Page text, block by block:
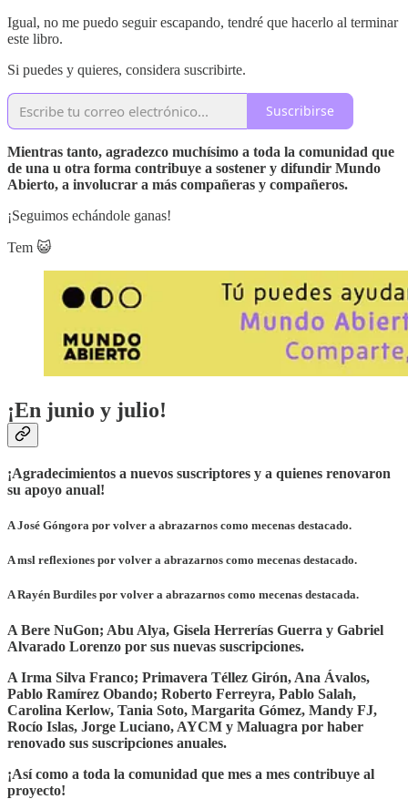
Igual, no me puedo seguir escapando, tendré que hacerlo al terminar
este libro.
Si puedes y quieres, considera suscribirte.
Suscribirse
Mientras tanto, agradezco muchísimo a toda la comunidad que
de una u otra forma contribuye a sostener y difundir Mundo
Abierto, a involucrar a más compañeras y compañeros.
¡Seguimos echándole ganas!
Tem 😺
¡En junio y julio!
¡Agradecimientos a nuevos suscriptores y a quienes renovaron
su apoyo anual!
A José Góngora por volver a abrazarnos como mecenas destacado.
A msl reflexiones por volver a abrazarnos como mecenas destacado.
A Rayén Burdiles por volver a abrazarnos como mecenas destacada.
A Bere NuGon; Abu Alya, Gisela Herrerías Guerra y Gabriel
Alvarado Lorenzo por sus nuevas suscripciones.
A Irma Silva Franco; Primavera Téllez Girón, Ana Ávalos,
Pablo Ramírez Obando; Roberto Ferreyra, Pablo Salah,
Carolina Kerlow, Tania Soto, Margarita Gómez, Mandy FJ,
Rocío Islas, Jorge Luciano, AYCM y Maluagra por haber
renovado sus suscripciones anuales.
¡Así como a toda la comunidad que mes a mes contribuye al
proyecto!